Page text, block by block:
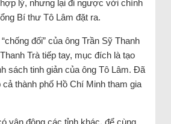
lý, nhưng lại đi ngược với chính
Bí thư Tô Lâm đặt ra.
đối” của ông Trần Sỹ Thanh
Trà tiếp tay, mục đích là tạo
sách tinh giản của ông Tô Lâm. Đã
thành phố Hồ Chí Minh tham gia
vận động các tỉnh khác, để cùng